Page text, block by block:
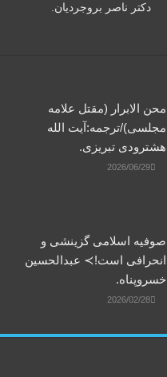
دکتر ناصر بروجردیان.
محن الابرار (مقتل علامه
مجلسی)/ترجمه:آیت الله
هشترودی تبریزی.
2026/06/29
صوفیه اسلامی گزینشی و
انحرافی است!≻ عبدالحسین
خسروپناه.
2026/02/28